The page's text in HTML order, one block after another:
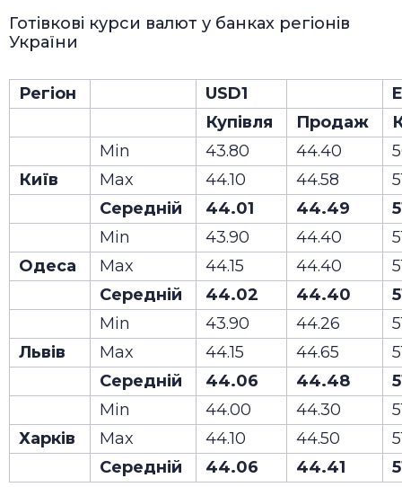
Готівкові курси валют у банках регіонів
України
Регіон USD1
Купівля
Продаж
Min
43.80 44.40
Київ
Max 44.10 44.58
Середній
44.01 44.49
Min
43.90 44.40
Одеса
Max 44.15 44.40
Середній
44.02 44.40
Min
43.90 44.26
Львів
Max 44.15 44.65
Середній
44.06 44.48
Min
44.00 44.30
Харків
Max 44.10 44.50
Середній
44.06 44.41